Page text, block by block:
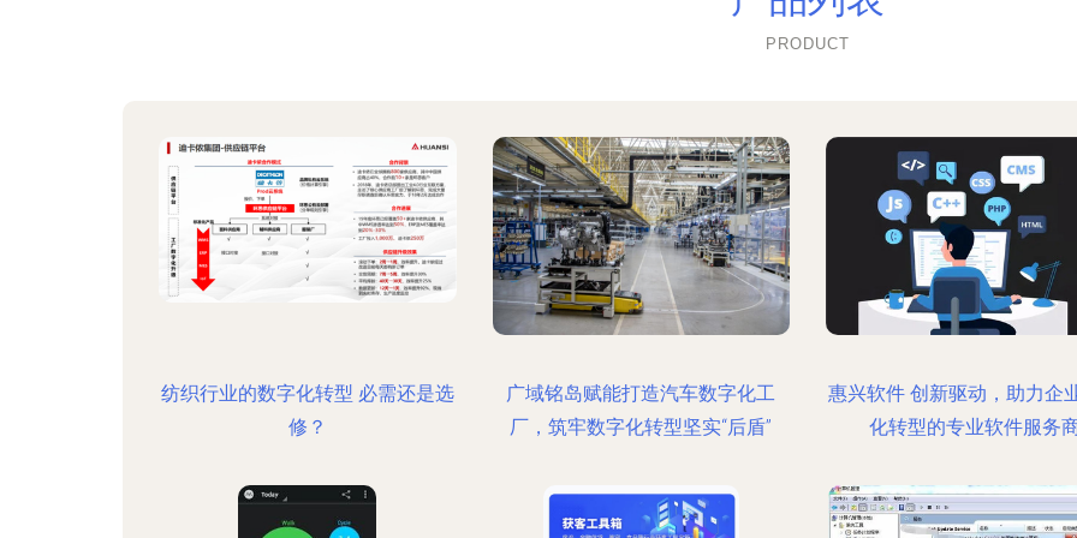
PRODUCT
纺织行业的数字化转型 必需还是选
修？
广域铭岛赋能打造汽车数字化工
厂，筑牢数字化转型坚实“后盾”
惠兴软件 创新驱动，助力企
化转型的专业软件服务